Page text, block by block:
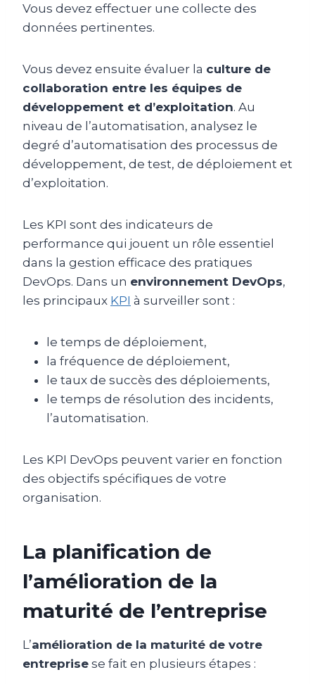
Vous devez effectuer une collecte des
données pertinentes.
Vous devez ensuite évaluer la culture de
collaboration entre les équipes de
développement et d’exploitation. Au
niveau de l’automatisation, analysez le
degré d’automatisation des processus de
développement, de test, de déploiement et
d’exploitation.
Les KPI sont des indicateurs de
performance qui jouent un rôle essentiel
dans la gestion efficace des pratiques
DevOps. Dans un environnement DevOps,
les principaux KPI à surveiller sont :
le temps de déploiement,
la fréquence de déploiement,
le taux de succès des déploiements,
le temps de résolution des incidents,
l’automatisation.
Les KPI DevOps peuvent varier en fonction
des objectifs spécifiques de votre
organisation.
La planification de
l’amélioration de la
maturité de l’entreprise
L’amélioration de la maturité de votre
entreprise se fait en plusieurs étapes :